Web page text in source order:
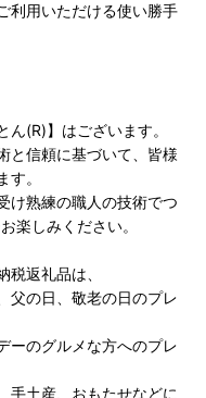
利用いただける使い勝手
(R)】はございます。
と信頼に基づいて、皆様
。
け熟練の職人の技術でつ
楽しみください。
返礼品は、
父の日、敬老の日のプレ
ーのグルメな方へのプレ
手土産、おもたせなどに